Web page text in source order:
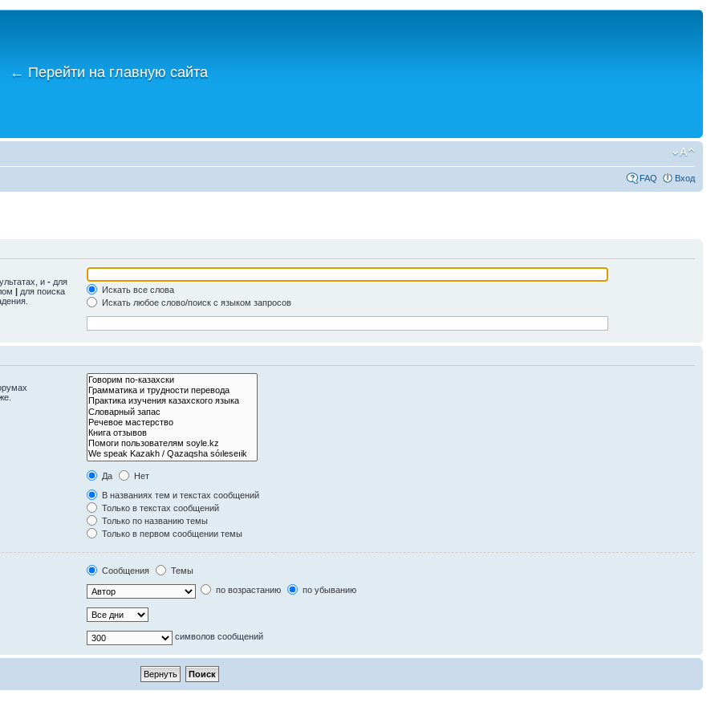
← Перейти на главную сайта
FAQ Вход
и - для
| для поиска
Искать все слова
Искать любое слово/поиск с языком запросов
Да
Нет
В названиях тем и текстах сообщений
Только в текстах сообщений
Только по названию темы
Только в первом сообщении темы
Сообщения Темы
по возрастанию по убыванию
символов сообщений